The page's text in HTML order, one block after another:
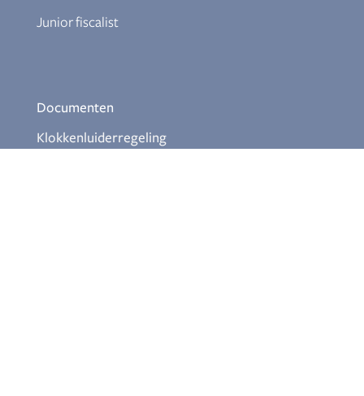
Junior fiscalist
Documenten
Klokkenluiderregeling